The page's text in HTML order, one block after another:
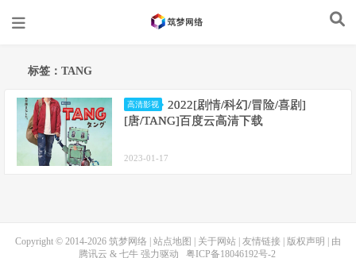
标签：TANG
高清影视
2022[剧情/科幻/冒险/喜剧]
[唐/TANG]百度云高清下载
2023-01-17
Copyright © 2014-2026 筑梦网络 站点地图 关于网站 友情链接 版权声明
| 由
腾讯云 & 七牛强力驱动 粤ICP备18046192号-2